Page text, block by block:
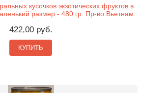
кусочков экзотических фруктов в
размер - 480 гр. Пр-во Вьетнам.
422,00 руб.
КУПИТЬ